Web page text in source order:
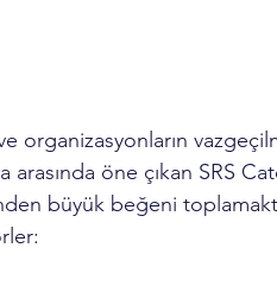
organizasyonların
öne çıkan SRS
büyük beğeni